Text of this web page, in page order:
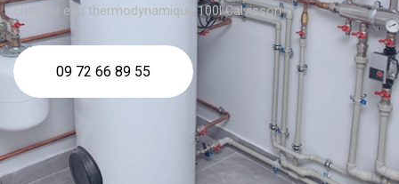
chauffe eau thermodynamique 100l Calvisson
09 72 66 89 55